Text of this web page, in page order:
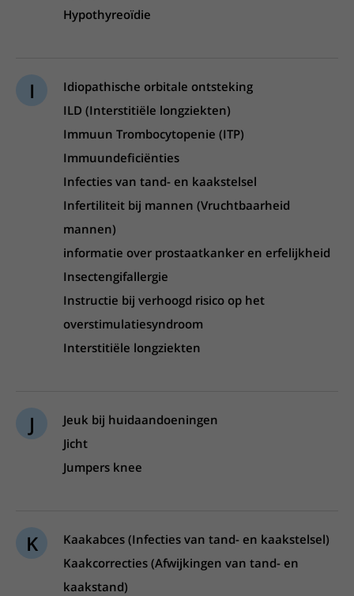
Hypothyreoïdie
I
Idiopathische orbitale ontsteking
ILD (Interstitiële longziekten)
Immuun Trombocytopenie (ITP)
Immuundeficiënties
Infecties van tand- en kaakstelsel
Infertiliteit bij mannen (Vruchtbaarheid
mannen)
informatie over prostaatkanker en erfelijkheid
Insectengifallergie
Instructie bij verhoogd risico op het
overstimulatiesyndroom
Interstitiële longziekten
J
Jeuk bij huidaandoeningen
Jicht
Jumpers knee
K
Kaakabces (Infecties van tand- en kaakstelsel)
Kaakcorrecties (Afwijkingen van tand- en
kaakstand)